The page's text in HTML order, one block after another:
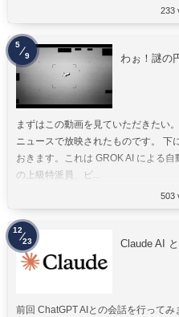
233
わぉ！謎の
まずはこの動画を見ていただきたい
ニュースで放映されたものです。 下
おきます。これは GROK AI による
の上級特派員、ピ...
503
5
9
Claude AI
前回 ChatGPT AIとの会話を行って
12
23